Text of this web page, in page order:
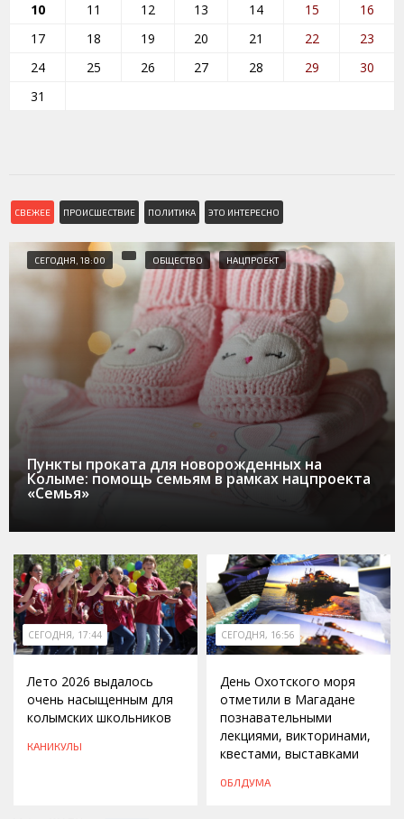
10
11 12 13 14 15
16
17
18 19 20 21 22
23
24
25 26 27 28 29
30
31
СВЕЖЕЕ ПРОИСШЕСТВИЕ ПОЛИТИКА ЭТО ИНТЕРЕСНО
СЕГОДНЯ, 18:00 ОБЩЕСТВО НАЦПРОЕКТ
Пункты проката для новорожденных на
Колыме: помощь семьям в рамках нацпроекта
«Семья»
СЕГОДНЯ, 17:44
Лето 2026 выдалось
очень насыщенным для
колымских школьников
КАНИКУЛЫ
СЕГОДНЯ, 16:56
День Охотского моря
отметили в Магадане
познавательными
лекциями, викторинами,
квестами, выставками
ОБЛДУМА